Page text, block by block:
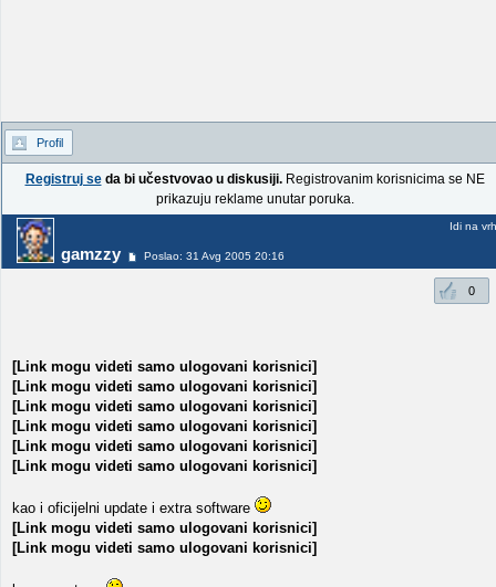
Profil
Registruj seda bi učestvovao u diskusiji.Registrovanim korisnicima se NE
prikazuju reklame unutar poruka.
gamzzy Poslao: 31 Avg 2005 20:16
Idi na vrh
0
[Link mogu videti samo ulogovani korisnici]
[Link mogu videti samo ulogovani korisnici]
[Link mogu videti samo ulogovani korisnici]
[Link mogu videti samo ulogovani korisnici]
[Link mogu videti samo ulogovani korisnici]
[Link mogu videti samo ulogovani korisnici]
kao i oficijelni update i extra software
[Link mogu videti samo ulogovani korisnici]
[Link mogu videti samo ulogovani korisnici]